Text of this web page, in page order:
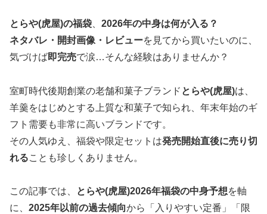
とらや(虎屋)の福袋
2026年の中身は何が入る？
ネタバレ・開封画像・レビューを見てから買いたいのに、
気づけば即完売で涙…そんな経験はありませんか？
室町時代後期創業の老舗和菓子ブランド とらや(虎屋)は、
羊羹をはじめとする上質な和菓子で知られ、年末年始のギ
フト需要も非常に高いブランドです。
その人気ゆえ、福袋や限定セットは発売開始直後に売り切
れることも珍しくありません。
この記事では、 とらや(虎屋)2026年福袋の中身予想を軸
に、 2025年以前の過去傾向から「入りやすい定番」「限